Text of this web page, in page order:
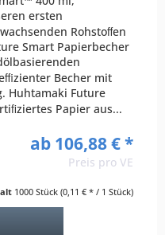
ersten
Rohstoﬀen
Smart Papierbecher
Becher mit
Huhtamaki Future
Papier aus...
ab 106,88 € *
Preis pro VE
1000 Stück (0,11 € * / 1 Stück)